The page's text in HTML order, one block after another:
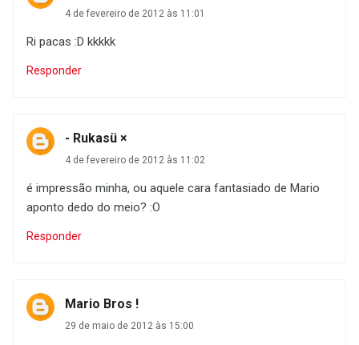
4 de fevereiro de 2012 às 11:01
Ri pacas :D kkkkk
Responder
- Rukasü ×
4 de fevereiro de 2012 às 11:02
é impressão minha, ou aquele cara fantasiado de Mario
aponto dedo do meio? :O
Responder
Mario Bros !
29 de maio de 2012 às 15:00